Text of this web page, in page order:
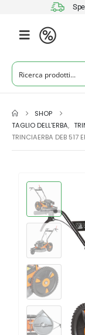
SHOP
TAGLIO DELL'ERBA,
TRINCIAERBA DEB 517